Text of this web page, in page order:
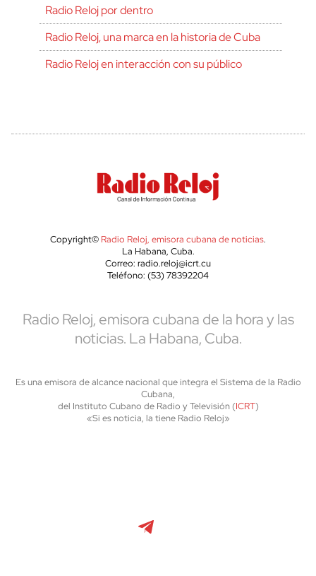
Radio Reloj por dentro
Radio Reloj, una marca en la historia de Cuba
Radio Reloj en interacción con su público
Copyright© Radio Reloj, emisora cubana de noticias.
La Habana, Cuba.
Correo: radio.reloj@icrt.cu
Teléfono: (53) 78392204
Radio Reloj, emisora cubana de la hora y las
noticias. La Habana, Cuba.
Es una emisora de alcance nacional que integra el Sistema de la Radio
Cubana,
del Instituto Cubano de Radio y Televisión (ICRT)
«Si es noticia, la tiene Radio Reloj»